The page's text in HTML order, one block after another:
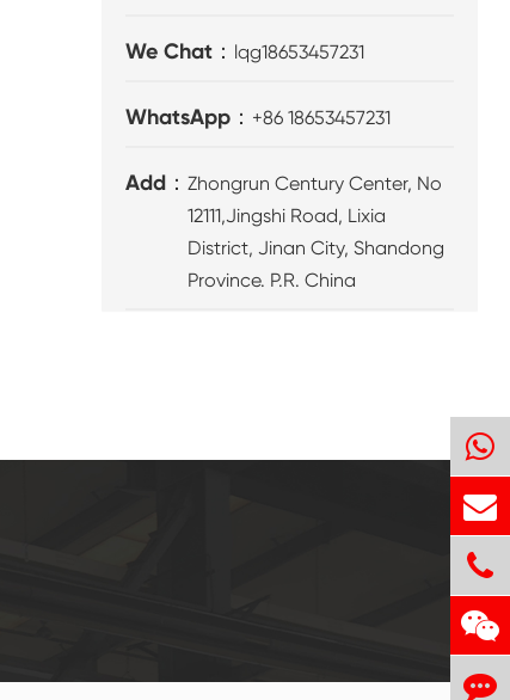
We Chat： lqg18653457231
WhatsApp： +86 18653457231
Add：Zhongrun Century Center, No
12111,Jingshi Road, Lixia
District, Jinan City, Shandong
Province. P.R. China